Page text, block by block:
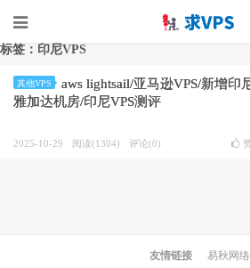
标签：印尼VPS
其他VPS
aws lightsail/亚马逊VPS/新增印
雅加达机房/印尼VPS测评
2025-10-29 阅读(1304) 评论(0)
友情链接 易秋网络